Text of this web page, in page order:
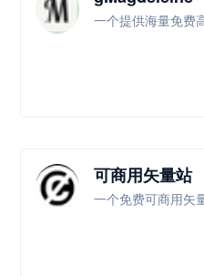
一个提供海量免费
可商用矢量站
一个免费可商用矢